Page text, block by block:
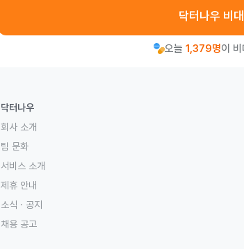
닥터나우 비
오늘 1,379명이
닥터나우
회사 소개
팀 문화
서비스 소개
제휴 안내
소식 · 공지
채용 공고